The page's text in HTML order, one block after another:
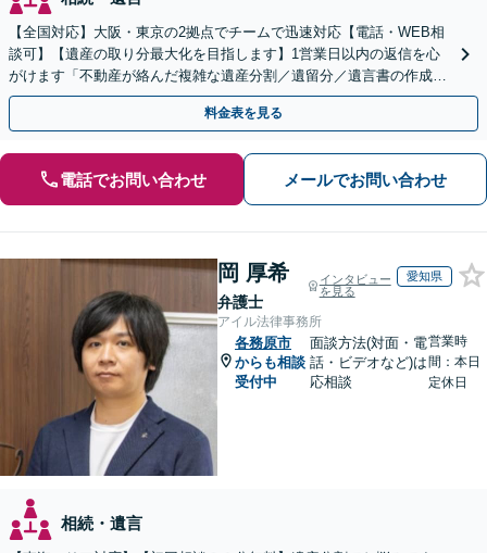
【全国対応】大阪・東京の2拠点でチームで迅速対応【電話・WEB相
談可】【遺産の取り分最大化を目指します】1営業日以内の返信を心
がけます「不動産が絡んだ複雑な遺産分割／遺留分／遺言書の作成・
執行／事業承継など、お任せください」【休日相談あり】
料金表を見る
電話でお問い合わせ メールでお問い合わせ
岡 厚希
弁護士
インタビュー
を見る
愛知県
アイル法律事務所
各務原市
からも相談
受付中
面談方法(対面・電
話・ビデオなど)は
応相談
営業時
間：本日
定休日
相続・遺言